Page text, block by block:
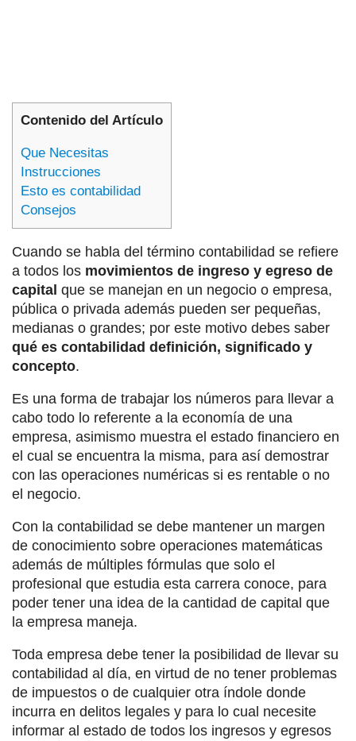
Contenido del Artículo
Que Necesitas
Instrucciones
Esto es contabilidad
Consejos
Cuando se habla del término contabilidad se refiere
a todos los movimientos de ingreso y egreso de
capital que se manejan en un negocio o empresa,
pública o privada además pueden ser pequeñas,
medianas o grandes; por este motivo debes saber
qué es contabilidad definición, significado y
concepto.
Es una forma de trabajar los números para llevar a
cabo todo lo referente a la economía de una
empresa, asimismo muestra el estado financiero en
el cual se encuentra la misma, para así demostrar
con las operaciones numéricas si es rentable o no
el negocio.
Con la contabilidad se debe mantener un margen
de conocimiento sobre operaciones matemáticas
además de múltiples fórmulas que solo el
profesional que estudia esta carrera conoce, para
poder tener una idea de la cantidad de capital que
la empresa maneja.
Toda empresa debe tener la posibilidad de llevar su
contabilidad al día, en virtud de no tener problemas
de impuestos o de cualquier otra índole donde
incurra en delitos legales y para lo cual necesite
informar al estado de todos los ingresos y egresos